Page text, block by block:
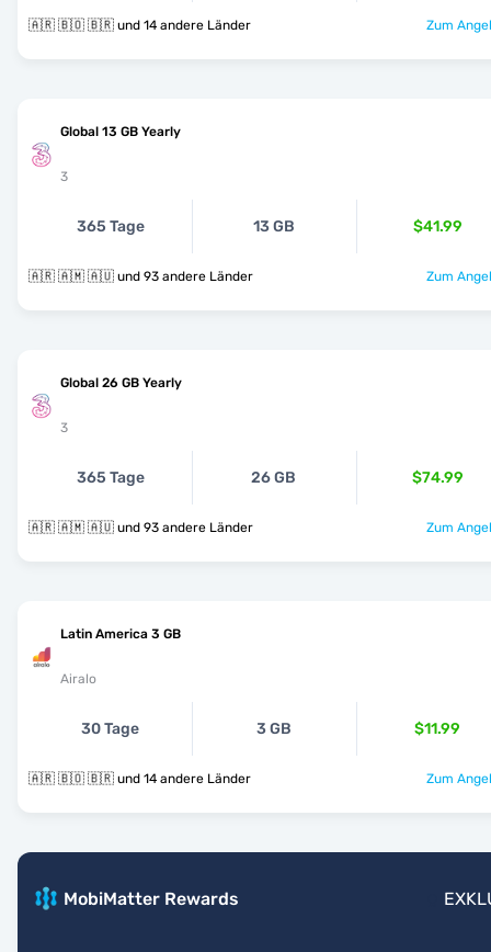
🇦🇷 🇧🇴 🇧🇷 und 14 andere Länder Zum
Global 13 GB Yearly
3
365 Tage 13 GB $41.99
🇦🇷 🇦🇲 🇦🇺 und 93 andere Länder Zum
Global 26 GB Yearly
3
365 Tage 26 GB $74.99
🇦🇷 🇦🇲 🇦🇺 und 93 andere Länder Zum
Latin America 3 GB
Airalo
30 Tage 3 GB $11.99
🇦🇷 🇧🇴 🇧🇷 und 14 andere Länder Zum
MobiMatter Rewards